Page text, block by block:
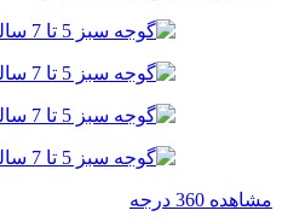
مشاهده 360 درجه